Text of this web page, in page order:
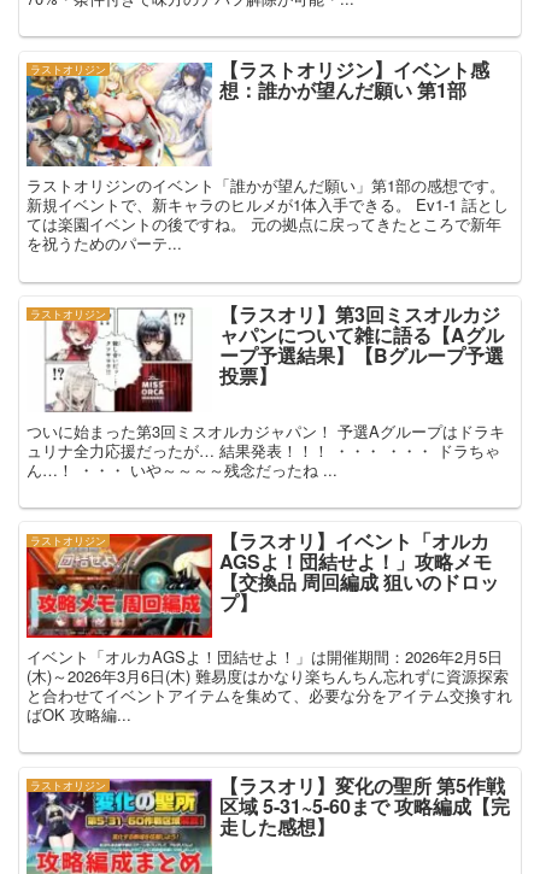
ラストオリジン 【ラストオリジン】イベント感
想：誰かが望んだ願い 第1部
ラストオリジンのイベント「誰かが望んだ願い」第1部の感想です。
新規イベントで、新キャラのヒルメが1体入手できる。 Ev1-1 話とし
ては楽園イベントの後ですね。 元の拠点に戻ってきたところで新年
を祝うためのパーテ...
ラストオリジン 【ラスオリ】第3回ミスオルカジ
ャパンについて雑に語る【Aグル
ープ予選結果】【Bグループ予選
投票】
ついに始まった第3回ミスオルカジャパン！ 予選Aグループはドラキ
ュリナ全力応援だったが… 結果発表！！！ ・・・ ・・・ ドラちゃ
ん…！ ・・・ いや～～～～残念だったね ...
ラストオリジン 【ラスオリ】イベント「オルカ
AGSよ！団結せよ！」攻略メモ
【交換品 周回編成 狙いのドロッ
プ】
イベント「オルカAGSよ！団結せよ！」は開催期間：2026年2月5日
(木)～2026年3月6日(木) 難易度はかなり楽ちんちん忘れずに資源探索
と合わせてイベントアイテムを集めて、必要な分をアイテム交換すれ
ばOK 攻略編...
ラストオリジン 【ラスオリ】変化の聖所 第5作戦
区域 5-31~5-60まで 攻略編成【完
走した感想】